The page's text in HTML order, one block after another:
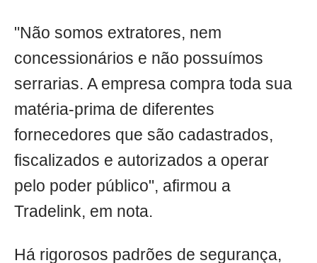
"Não somos extratores, nem
concessionários e não possuímos
serrarias. A empresa compra toda sua
matéria-prima de diferentes
fornecedores que são cadastrados,
fiscalizados e autorizados a operar
pelo poder público", afirmou a
Tradelink, em nota.
Há rigorosos padrões de segurança,